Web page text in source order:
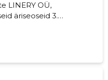
LINERY OÜ,
äriseoseid 3.